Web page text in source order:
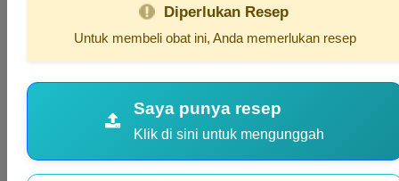
Diperlukan Resep
Untuk membeli obat ini, Anda memerlukan resep
Saya punya resep
Klik di sini untuk mengunggah